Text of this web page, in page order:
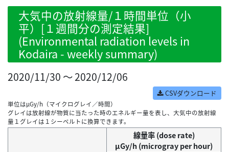
大気中の放射線量/１時間単位（小
平）[１週間分の測定結果]
(Environmental radiation levels in
Kodaira - weekly summary)
2020/11/30 ～ 2020/12/06
CSVダウンロード
単位はμGy/h（マイクログレイ／時間）
グレイは放射線が物質に当たった時のエネルギー量を表し、大気中の放射線
量１グレイは１シーベルトに換算できます。
線量率 (dose rate)
μGy/h (microgray per hour)